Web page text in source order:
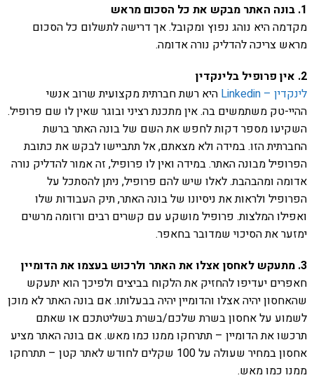
1. בונה האתר מבקש את כל הסכום מראש
מקדמה היא נוהג נפוץ ומקובל. אך דרישה לתשלום כל הסכום
מראש צריכה להדליק נורה אדומה.
2. אין פרופיל בלינקדין
לינקדין – Linkedin
היא רשת חברתית מקצועית שרוב אנשי
ההיי-טק משתמשים בה. אין מתכנת רציני ובוגר שאין לו שם פרופיל.
השקיעו מספר דקות לחפש את השם של בונה האתר ברשת
החברתית הזו. במידה ולא מצאתם, אל תתביישו לבקש את כתובת
הפרופיל מבונה האתר. במידה ואין לו פרופיל, זה אמור להדליק נורה
אדומה ומהבהבת. לאלו שיש להם פרופיל, ניתן להסתכל על
הפרופיל ולראות את ניסיונו של בונה האתר, תיק העבודות שלו
ואפילו המלצות. פרופיל מושקע עם קשרים רבים ורזומה מרשים
ימזער את הסיכוי שמדובר בחאפר.
3. מתעקש לאחסן אצלו את האתר ולרכוש בעצמו את הדומיין
חאפרים יעדיפו להחזיק את הלקוח בביצים ולפיכך הוא יתעקש
שהאחסון יהיה אצלו והדומיין יהיה בבעלותו. אם בונה האתר לא מוכן
לשמוע על אחסון בשרת שלכם/בשרת בשליטתכם או שאתם
תרכשו את הדומיין – תתרחקו ממנו כמו מאש. אם בונה האתר מציע
אחסון במחיר שעולה על 100 שקלים לחודש לאתר קטן – תתרחקו
ממנו כמו מאש.